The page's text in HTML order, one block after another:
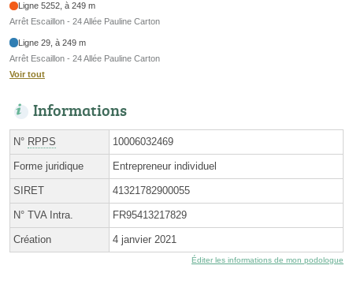
Ligne 5252, à 249 m
Arrêt Escaillon - 24 Allée Pauline Carton
Ligne 29, à 249 m
Arrêt Escaillon - 24 Allée Pauline Carton
Voir tout
Informations
N° RPPS 10006032469
Forme juridique Entrepreneur individuel
SIRET 41321782900055
N° TVA Intra. FR95413217829
Création 4 janvier 2021
Éditer les informations de mon podologue